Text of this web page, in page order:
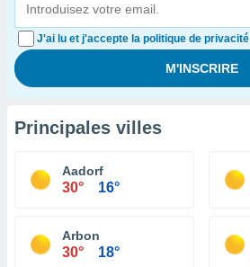
J'ai lu et j'accepte la politique de privacité
Principales villes
Aadorf
30° 16°
Arbon
30° 18°